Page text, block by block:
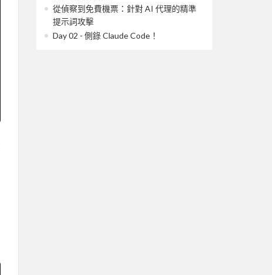
從偵察到免費機票：針對 AI 代理的精準
提示詞攻擊
Day 02 - 側錄 Claude Code！